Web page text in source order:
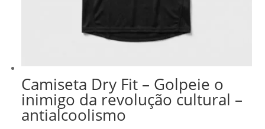
Camiseta Dry Fit – Golpeie o
inimigo da revolução cultural –
antialcoolismo